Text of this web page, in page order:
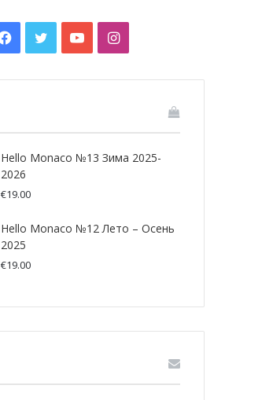
Facebook
TwitterYouTubeInstagram
Hello Monaco №13 Зима 2025-
2026
€19.00
Hello Monaco №12 Лето – Осень
2025
€19.00